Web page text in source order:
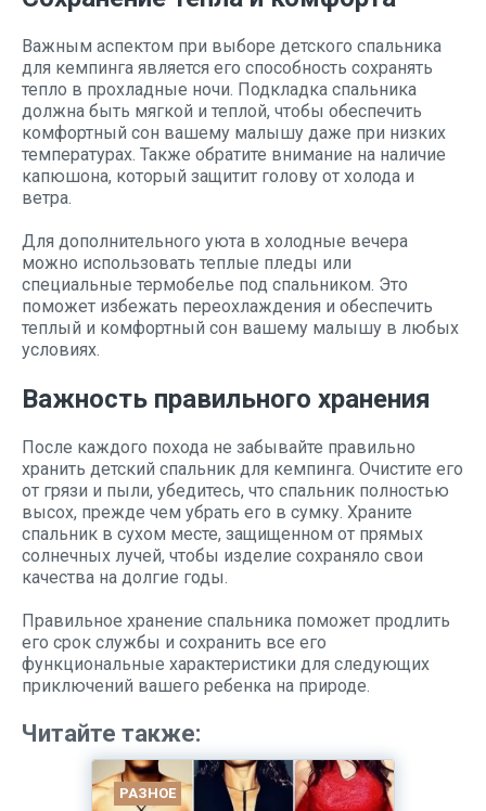
Важным аспектом при выборе детского спальника
для кемпинга является его способность сохранять
тепло в прохладные ночи. Подкладка спальника
должна быть мягкой и теплой, чтобы обеспечить
комфортный сон вашему малышу даже при низких
температурах. Также обратите внимание на наличие
капюшона, который защитит голову от холода и
ветра.
Для дополнительного уюта в холодные вечера
можно использовать теплые пледы или
специальные термобелье под спальником. Это
поможет избежать переохлаждения и обеспечить
теплый и комфортный сон вашему малышу в любых
условиях.
Важность правильного хранения
После каждого похода не забывайте правильно
хранить детский спальник для кемпинга. Очистите его
от грязи и пыли, убедитесь, что спальник полностью
высох, прежде чем убрать его в сумку. Храните
спальник в сухом месте, защищенном от прямых
солнечных лучей, чтобы изделие сохраняло свои
качества на долгие годы.
Правильное хранение спальника поможет продлить
его срок службы и сохранить все его
функциональные характеристики для следующих
приключений вашего ребенка на природе.
Читайте также:
РАЗНОЕ